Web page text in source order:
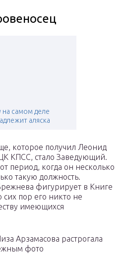
на самом деле
аляска
которое получил Леонид
КПСС, стало Заведующий.
период, когда он несколько
такую должность.
фигурирует в Книге
сих пор его никто не
имеющихся
Арзамасова растрогала
фото